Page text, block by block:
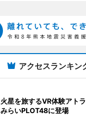
アクセスランキン
火星を旅するVR体験アト
みらいPLOT48に登場